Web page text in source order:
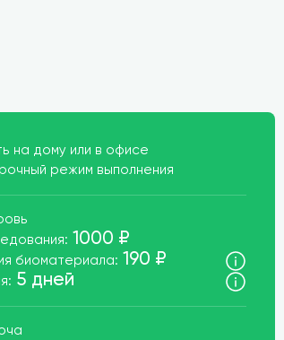
на дому или в офисе
режим выполнения
1000 ₽
биоматериала: 190 ₽
5 дней